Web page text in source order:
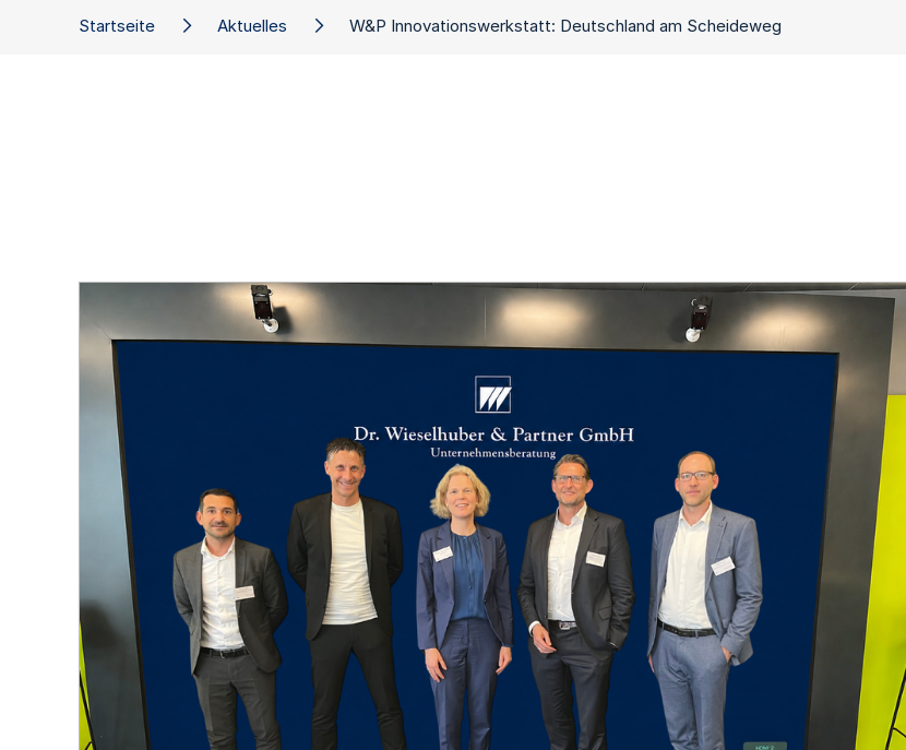
Startseite Aktuelles W&P Innovationswerkstatt: Deutschland am Scheideweg